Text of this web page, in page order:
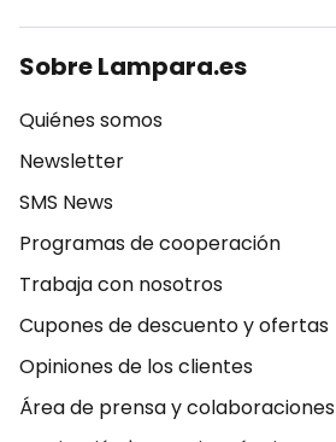
Sobre Lampara.es
Quiénes somos
Newsletter
SMS News
Programas de cooperación
Trabaja con nosotros
Cupones de descuento y ofertas
Opiniones de los clientes
Área de prensa y colaboraciones